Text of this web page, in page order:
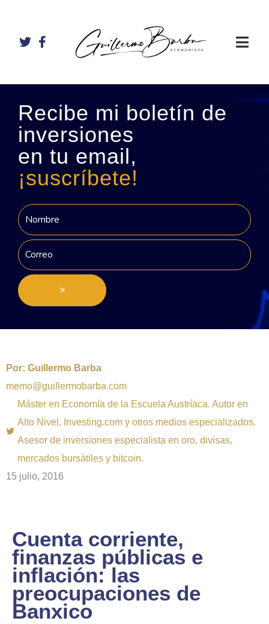
Recibe mi boletín de
inversiones
en tu email,
¡suscríbete!
>
Por: Guillermo Barba
memo@guillermobarba.com
Máster en Economía de la Escuela Austríaca. Autor en
Alto Nivel, Investing.com y otros medios especializados.
Asesor de inversiones especialista en oro, divisas,
mercados bursátiles y bitcoin.
15 julio, 2016
Cuenta corriente,
finanzas públicas e
inflación: las
preocupaciones de
Banxico